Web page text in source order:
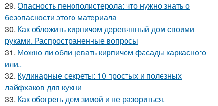
29. Опасность пенополистерола: что нужно знать о
безопасности этого материала
30. Как обложить кирпичом деревянный дом своими
руками. Распространенные вопросы
31. Можно ли облицевать кирпичом фасады каркасного
или..
32. Кулинарные секреты: 10 простых и полезных
лайфхаков для кухни
33. Как обогреть дом зимой и не разориться.